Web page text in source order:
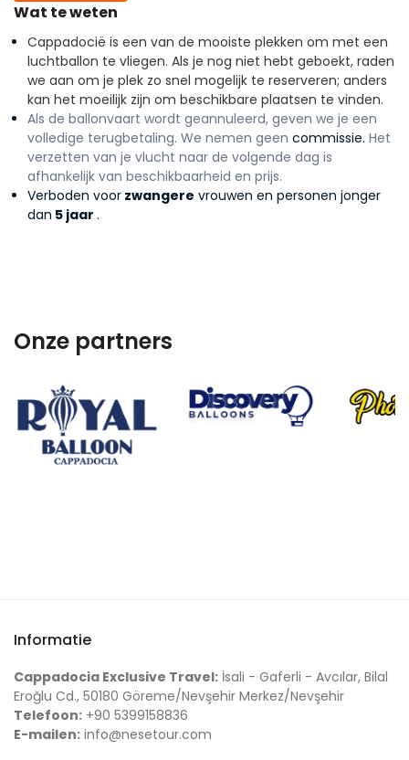
Wat te weten
Cappadocië is een van de mooiste plekken om met een
luchtballon te vliegen. Als je nog niet hebt geboekt, raden
we aan om je plek zo snel mogelijk te reserveren; anders
kan het moeilijk zijn om beschikbare plaatsen te vinden.
Als de ballonvaart wordt geannuleerd, geven we je een
volledige terugbetaling. We nemen geen commissie. Het
verzetten van je vlucht naar de volgende dag is
afhankelijk van beschikbaarheid en prijs.
Verboden voor zwangere vrouwen en personen jonger
dan 5 jaar .
Onze partners
Informatie
Cappadocia Exclusive Travel: İsali - Gaferli - Avcılar, Bilal
Eroğlu Cd., 50180 Göreme/Nevşehir Merkez/Nevşehir
Telefoon: +90 5399158836
E-mailen: info@nesetour.com